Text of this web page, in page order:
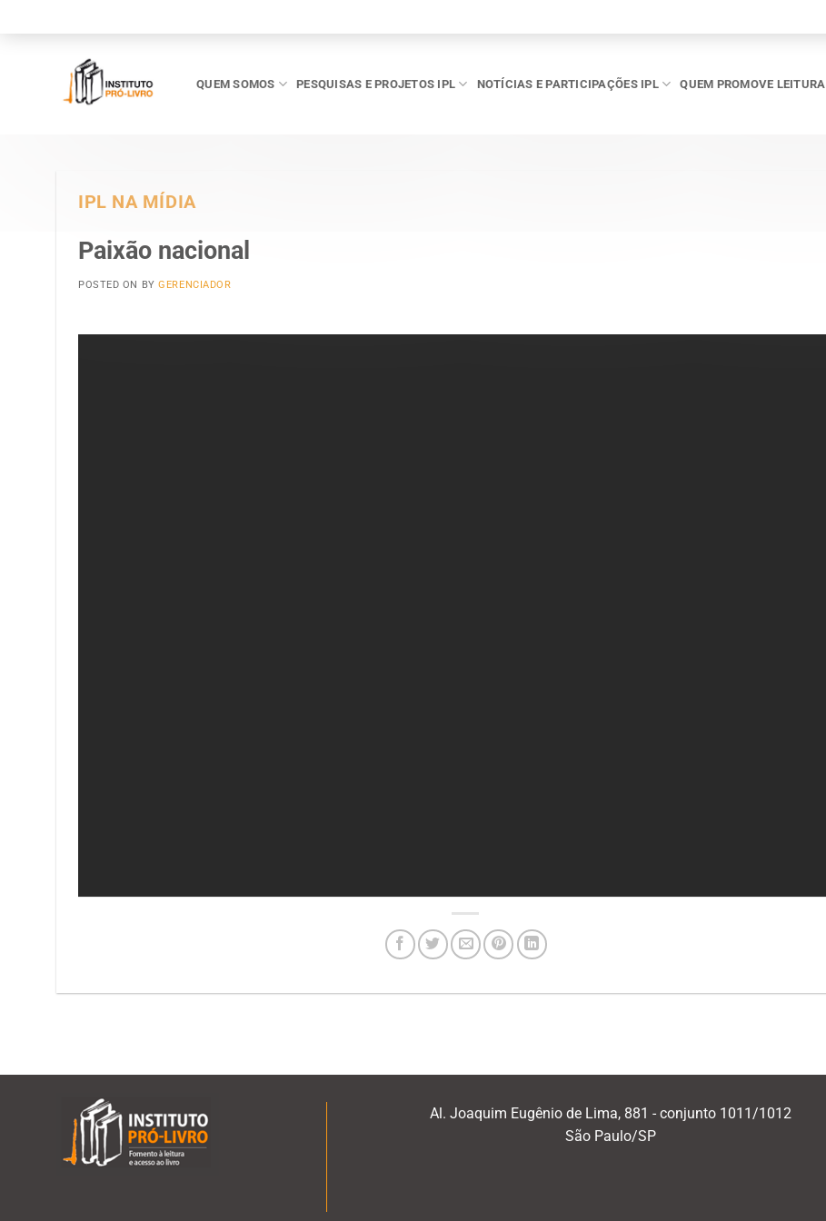
QUEM SOMOS PESQUISAS E PROJETOS IPL NOTÍCIAS E PARTICIPAÇÕES IPL QUEM PROMOVE LEITURA
IPL NA MÍDIA
Paixão nacional
POSTED ON BYGERENCIADOR
Al. Joaquim Eugênio de Lima, 881 - conjunto 1011/1012
São Paulo/SP